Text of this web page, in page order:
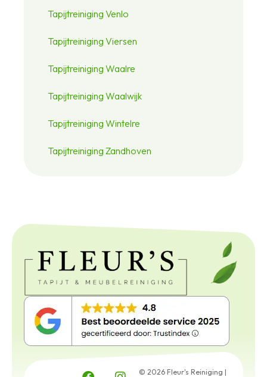
Tapijtreiniging Venlo
Tapijtreiniging Viersen
Tapijtreiniging Waalre
Tapijtreiniging Waalwijk
Tapijtreiniging Wintelre
Tapijtreiniging Zandhoven
© 2026 Fleur's Reiniging |